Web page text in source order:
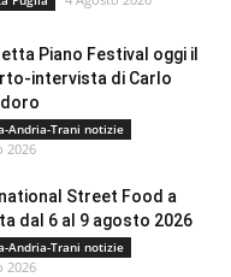
Piano Festival oggi il
intervista di Carlo
Andria-Trani notizie
2026
Street Food a
dal 6 al 9 agosto 2026
Andria-Trani notizie
2026